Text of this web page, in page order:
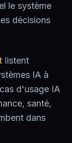
le système
décisions
listent
IA à
d'usage IA
santé,
dans